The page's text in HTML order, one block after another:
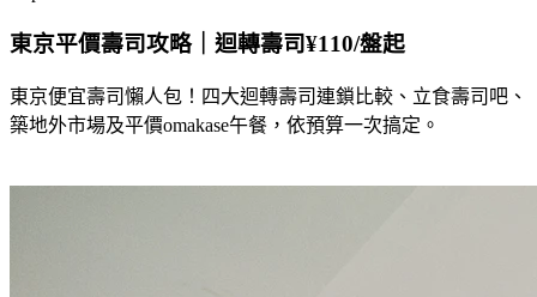
東京平價壽司攻略｜迴轉壽司¥110/盤起
東京便宜壽司懶人包！四大迴轉壽司連鎖比較、立食壽司吧、
築地外市場及平價omakase午餐，依預算一次搞定。